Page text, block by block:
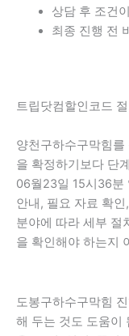
상담 후 조건
최종 진행 전
트립닷컴할인코드
양천구하수구막힘
을 확정하기보다 단
06월23일 15시36분
안내, 필요 자료 확
분야에 따라 세부 절
을 확인해야 하는지
도봉구하수구막힘
해 두는 것도 도움이